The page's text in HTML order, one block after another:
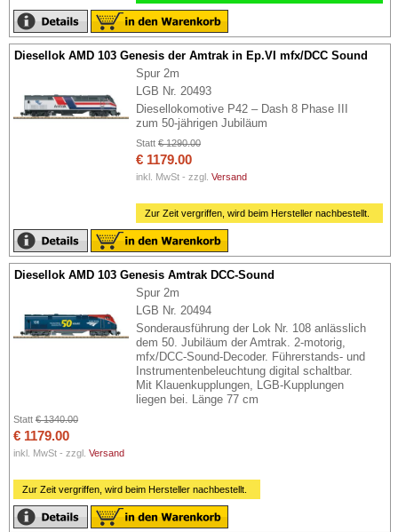
Diesellok AMD 103 Genesis der Amtrak in Ep.VI mfx/DCC Sound
Spur 2m
LGB Nr. 20493
Diesellokomotive P42 – Dash 8 Phase III
zum 50-jährigen Jubiläum
Statt € 1290.00
€ 1179.00
inkl. MwSt - zzgl. Versand
Zur Zeit vergriffen, wird beim Hersteller nachbestellt.
Diesellok AMD 103 Genesis Amtrak DCC-Sound
Spur 2m
LGB Nr. 20494
Sonderausführung der Lok Nr. 108 anlässlich
dem 50. Jubiläum der Amtrak. 2-motorig,
mfx/DCC-Sound-Decoder. Führerstands- und
Instrumentenbeleuchtung digital schaltbar.
Mit Klauenkupplungen, LGB-Kupplungen
liegen bei. Länge 77 cm
Statt € 1340.00
€ 1179.00
inkl. MwSt - zzgl. Versand
Zur Zeit vergriffen, wird beim Hersteller nachbestellt.